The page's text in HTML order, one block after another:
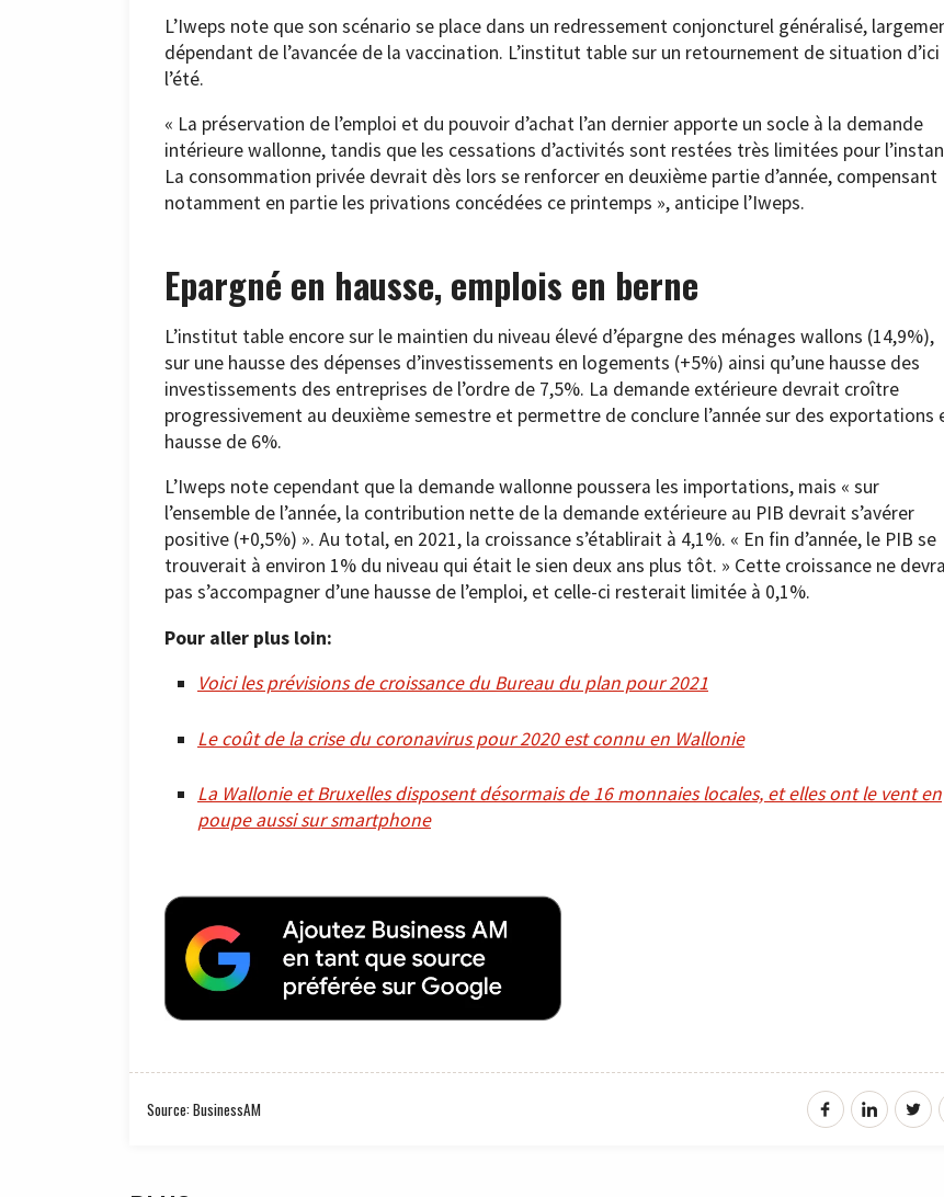
L’Iweps note que son scénario se place dans un redressement conjoncturel généralisé,
dépendant de l’avancée de la vaccination. L’institut table sur un retournement de situation d’ici
l’été.
« La préservation de l’emploi et du pouvoir d’achat l’an dernier apporte un socle à la demande
intérieure wallonne, tandis que les cessations d’activités sont restées très limitées pour
La consommation privée devrait dès lors se renforcer en deuxième partie d’année, compensant
notamment en partie les privations concédées ce printemps », anticipe l’Iweps.
Epargné en hausse, emplois en berne
L’institut table encore sur le maintien du niveau élevé d’épargne des ménages wallons (14,9%),
sur une hausse des dépenses d’investissements en logements (+5%) ainsi qu’une hausse des
investissements des entreprises de l’ordre de 7,5%. La demande extérieure devrait croître
progressivement au deuxième semestre et permettre de conclure l’année sur des exportations
hausse de 6%.
L’Iweps note cependant que la demande wallonne poussera les importations, mais « sur
l’ensemble de l’année, la contribution nette de la demande extérieure au PIB devrait s’avérer
positive (+0,5%) ». Au total, en 2021, la croissance s’établirait à 4,1%. « En fin d’année, le PIB se
trouverait à environ 1% du niveau qui était le sien deux ans plus tôt. » Cette croissance ne
pas s’accompagner d’une hausse de l’emploi, et celle-ci resterait limitée à 0,1%.
Pour aller plus loin:
Voici les prévisions de croissance du Bureau du plan pour 2021
Le coût de la crise du coronavirus pour 2020 est connu en Wallonie
La Wallonie et Bruxelles disposent désormais de 16 monnaies locales, et elles ont le vent en
poupe aussi sur smartphone
Source: BusinessAM